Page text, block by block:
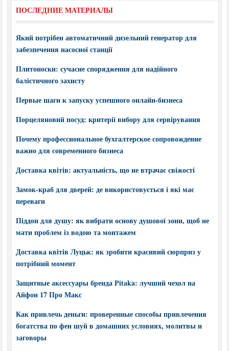
ПОСЛЕДНИЕ МАТЕРИАЛЫ
Який потрібен автоматичний дизельний генератор для
забезпечення насосної станції
Плитоноски: сучасне спорядження для надійного
балістичного захисту
Первые шаги к запуску успешного онлайн-бизнеса
Порцеляновий посуд: критерії вибору для сервірування
Почему профессиональное бухгалтерское сопровождение
важно для современного бизнеса
Доставка квітів: актуальність, що не втрачає свіжості
Замок-краб для дверей: де використовується і які має
переваги
Піддон для душу: як вибрати основу душової зони, щоб не
мати проблем із водою та монтажем
Доставка квітів Луцьк: як зробити красивий сюрприз у
потрібний момент
Защитные аксессуары бренда Pitaka: лучший чехол на
Айфон 17 Про Макс
Как привлечь деньги: проверенные способы привлечения
богатства по фен шуй в домашних условиях, молитвы и
заговоры